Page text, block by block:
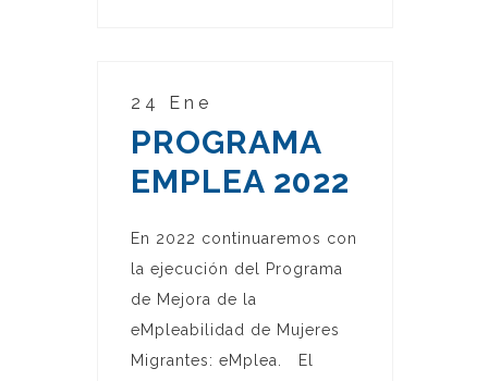
24 Ene
PROGRAMA
EMPLEA 2022
En 2022 continuaremos con
la ejecución del Programa
de Mejora de la
eMpleabilidad de Mujeres
Migrantes: eMplea. El